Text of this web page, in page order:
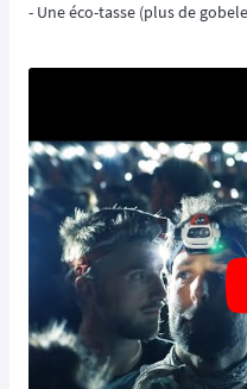
- Une éco-tasse (plus de